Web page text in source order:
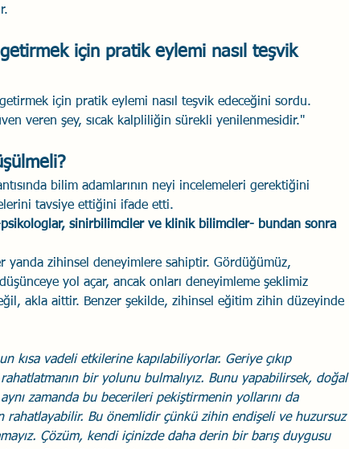
için pratik eylemi nasıl teşvik
için pratik eylemi nasıl teşvik edeceğini sordu.
veren şey, sıcak kalpliliğin sürekli yenilenmesidir."
bilim adamlarının neyi incelemeleri gerektiğini
tavsiye ettiğini ifade etti.
psikologlar, sinirbilimciler ve klinik bilimciler- bundan sonra
zihinsel deneyimlere sahiptir. Gördüğümüz,
yol açar, ancak onları deneyimleme şeklimiz
akla aittir. Benzer şekilde, zihinsel eğitim zihin düzeyinde
kısa vadeli etkilerine kapılabiliyorlar. Geriye çıkıp
bir yolunu bulmalıyız. Bunu yapabilirsek, doğal
zamanda bu becerileri pekiştirmenin yollarını da
rahatlayabilir. Bu önemlidir çünkü zihin endişeli ve huzursuz
Çözüm, kendi içinizde daha derin bir barış duygusu